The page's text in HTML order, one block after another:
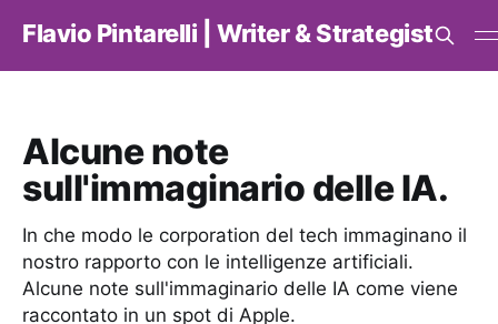
Flavio Pintarelli | Writer & Strategist
Alcune note
sull'immaginario delle IA.
In che modo le corporation del tech immaginano il
nostro rapporto con le intelligenze artificiali.
Alcune note sull'immaginario delle IA come viene
raccontato in un spot di Apple.